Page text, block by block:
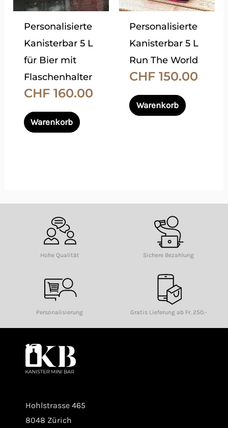
Personalisierte
Kanisterbar 5 L
für Bier mit
Flaschenhalter
CHF160.00
Warenkorb
können
der
Produktseite
werden
Personalisierte
Kanisterbar 5 L
Run The World
CHF 150.00
Warenkorb
können
auf
der
gewählt
Hohe Qualität Sichere Bezahlung
Personalisierung Gratis Lieferung ab Fr. 250.-
Hohlstrasse 465
8048 Zürich